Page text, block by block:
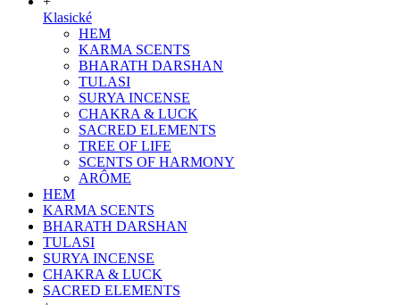
Klasické
HEM
KARMA SCENTS
BHARATH DARSHAN
TULASI
SURYA INCENSE
CHAKRA & LUCK
SACRED ELEMENTS
TREE OF LIFE
SCENTS OF HARMONY
ARÔME
HEM
KARMA SCENTS
BHARATH DARSHAN
TULASI
SURYA INCENSE
CHAKRA & LUCK
SACRED ELEMENTS